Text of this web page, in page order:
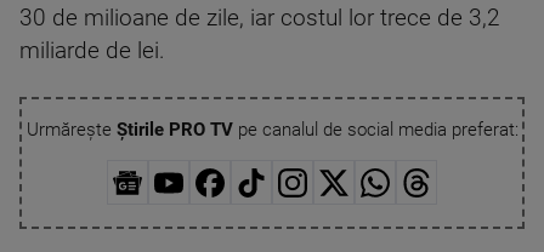
30 de milioane de zile, iar costul lor trece de 3,2
miliarde de lei.
Urmărește Știrile PRO TVpe canalul de social media preferat: